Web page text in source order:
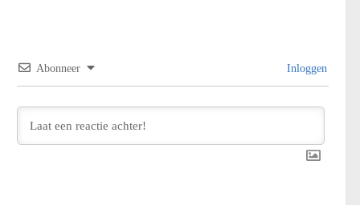
Abonneer Inloggen